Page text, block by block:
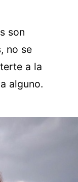
son
no se
a la
alguno.